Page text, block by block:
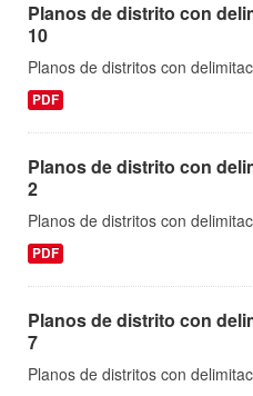
Planos de distrito con
10
Planos de distritos con
PDF
Planos de distrito con
2
Planos de distritos con
PDF
Planos de distrito con
7
Planos de distritos con